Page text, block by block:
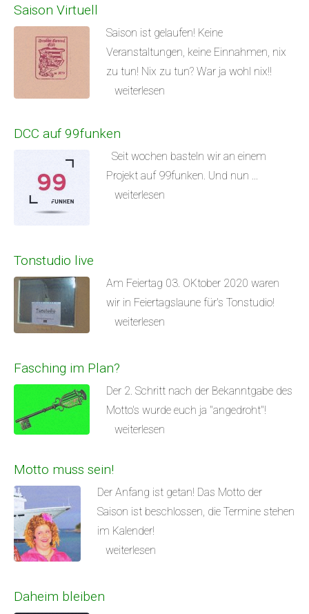
Saison Virtuell
Saison ist gelaufen! Keine
Veranstaltungen, keine Einnahmen, nix
zu tun! Nix zu tun? War ja wohl nix!!
weiterlesen
DCC auf 99funken
Seit wochen basteln wir an einem
Projekt auf 99funken. Und nun ...
weiterlesen
Tonstudio live
Am Feiertag 03. OKtober 2020 waren
wir in Feiertagslaune für's Tonstudio!
weiterlesen
Fasching im Plan?
Der 2. Schritt nach der Bekanntgabe des
Motto's wurde euch ja "angedroht"!
weiterlesen
Motto muss sein!
Der Anfang ist getan! Das Motto der
Saison ist beschlossen, die Termine stehen
im Kalender!
weiterlesen
Daheim bleiben